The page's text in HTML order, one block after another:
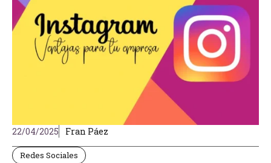
22/04/2025 Fran Páez
Redes Sociales